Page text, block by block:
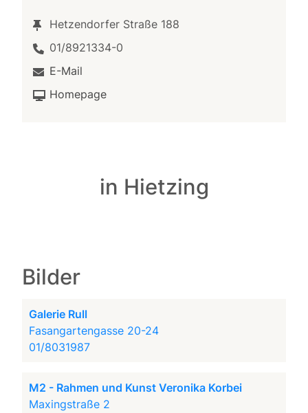
Hetzendorfer Straße 188
01/8921334-0
E-Mail
Homepage
in Hietzing
Bilder
Galerie Rull
Fasangartengasse 20-24
01/8031987
M2 - Rahmen und Kunst Veronika Korbei
Maxingstraße 2